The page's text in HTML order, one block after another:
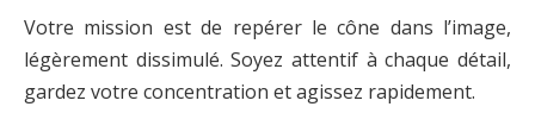
Votre mission est de repérer le cône dans l’image,
légèrement dissimulé. Soyez attentif à chaque détail,
gardez votre concentration et agissez rapidement.